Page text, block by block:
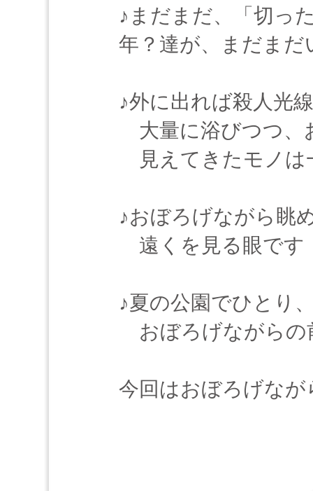
♪まだまだ、「切っ
年？達が、まだま
♪外に出れば殺人光
大量に浴びつつ、
見えてきたモノは
♪おぼろげながら眺
遠くを見る眼です
♪夏の公園でひとり
おぼろげながらの
今回はおぼろげな